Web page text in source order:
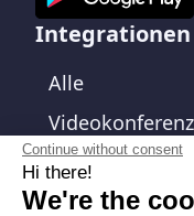
Continue without consent
Hi there!
We're the
Integrationen
Alle
Kalender
CRM